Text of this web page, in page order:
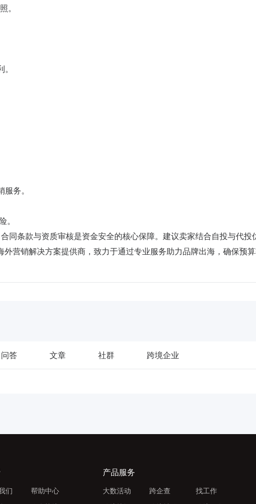
。
务。
。
同条款与资质审核是资金安全的核心保障。建议卖家结合自投与代投
营销解决方案提供商，致力于通过专业服务助力品牌出海，确保预
问答 文章 社群 跨境企业
们
帮助中心
产品服务
大数活动
跨企查
找工作